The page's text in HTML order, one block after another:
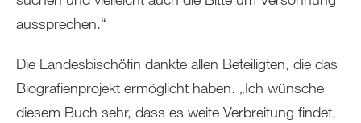
aussprechen.“
Die Landesbischöfin dankte allen Beteiligten, die das
Biografienprojekt ermöglicht haben. „Ich wünsche
diesem Buch sehr, dass es weite Verbreitung findet,